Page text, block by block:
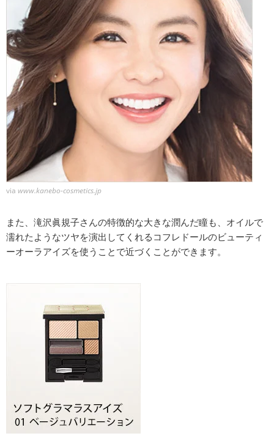
via www.kanebo-cosmetics.jp
また、滝沢眞規子さんの特徴的な大きな潤んだ瞳も、オイルで
濡れたようなツヤを演出してくれるコフレドールのビューティ
ーオーラアイズを使うことで近づくことができます。